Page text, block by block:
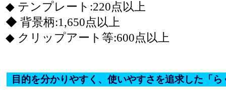
◆ テンプレート:220点以上
◆ 背景柄:1,650点以上
◆ クリップアート等:600点以上
目的を分かりやすく、使いやすさを追求した「